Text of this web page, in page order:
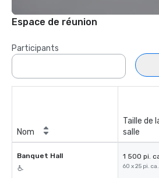
Espace de réunion
Participants
Nom
Taille de
salle
Banquet Hall 1 500 pi.
60 x 25 pi. ca.